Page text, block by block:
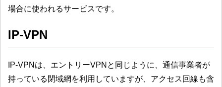
場合に使われるサービスです。
IP-VPN
IP-VPNは、エントリーVPNと同じように、通信事業者が
持っている閉域網を利用していますが、アクセス回線も含